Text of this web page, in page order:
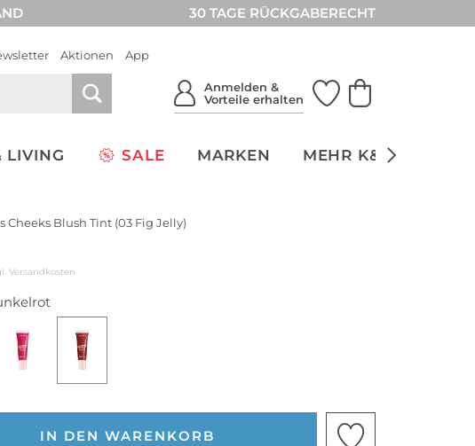
30 TAGE RÜCKGABERECHT
Aktionen App
Anmelden &
Vorteile erhalten
LIVING SALE MARKEN MEHR K&Ö
Cheeks Blush Tint (03 Fig Jelly)
Versandkosten
IN DEN WARENKORB